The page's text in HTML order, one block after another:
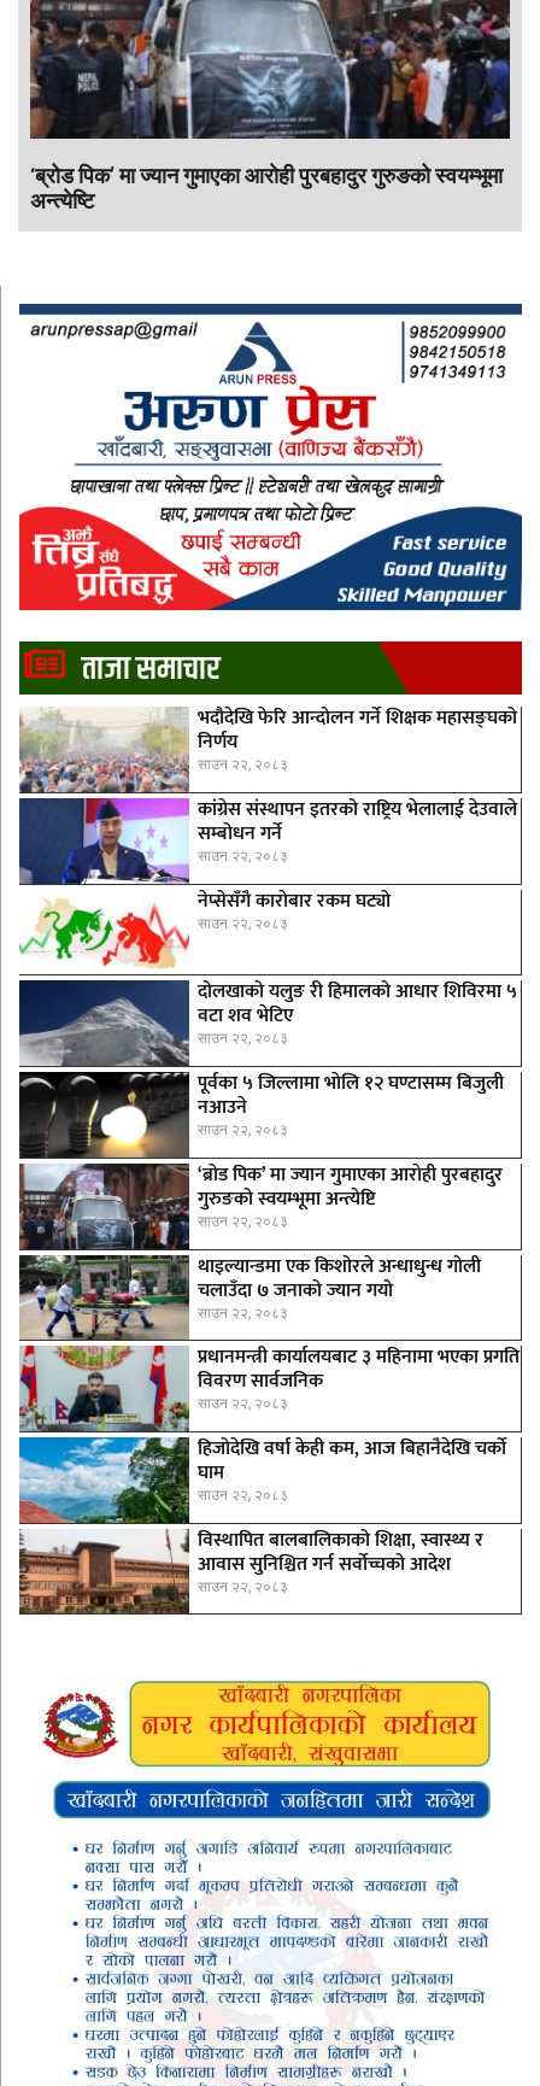
‘ब्रोड पिक’ मा ज्यान गुमाएका आराेही पुरबहादुर गुरुङको स्वयम्भूमा
अन्त्येष्टि
ताजा समाचार
भदौदेखि फेरि आन्दोलन गर्ने शिक्षक महासङ्घको
निर्णय
साउन २२, २०८३
कांग्रेस संस्थापन इतरको राष्ट्रिय भेलालाई देउवाले
सम्बोधन गर्ने
साउन २२, २०८३
नेप्सेसँगै काराेबार रकम घट्याे
साउन २२, २०८३
दोलखाको यलुङ री हिमालको आधार शिविरमा ५
वटा शव भेटिए
साउन २२, २०८३
पूर्वका ५ जिल्लामा भाेलि १२ घण्टासम्म बिजुली
नआउने
साउन २२, २०८३
‘ब्रोड पिक’ मा ज्यान गुमाएका आराेही पुरबहादुर
गुरुङको स्वयम्भूमा अन्त्येष्टि
साउन २२, २०८३
थाइल्यान्डमा एक किशोरले अन्धाधुन्ध गोली
चलाउँदा ७ जनाको ज्यान गयो
साउन २२, २०८३
प्रधानमन्त्री कार्यालयबाट ३ महिनामा भएका प्रगति
विवरण सार्वजनिक
साउन २२, २०८३
हिजोदेखि वर्षा केही कम, आज बिहानैदेखि चर्को
घाम
साउन २२, २०८३
विस्थापित बालबालिकाको शिक्षा, स्वास्थ्य र
आवास सुनिश्चित गर्न सर्वोच्चको आदेश
साउन २२, २०८३